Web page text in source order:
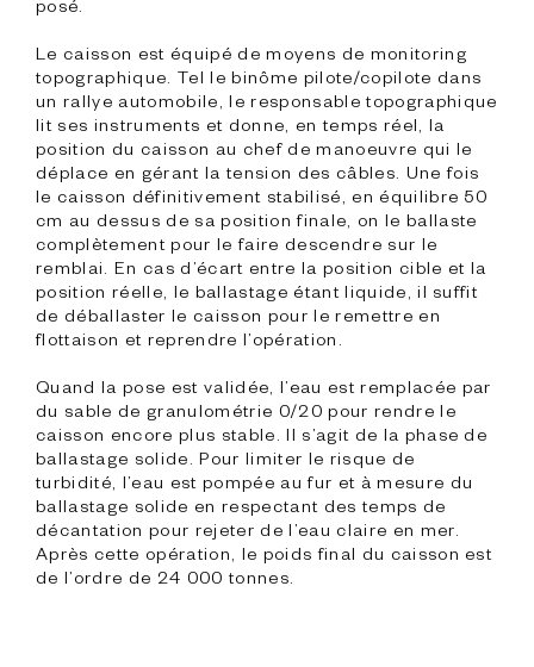
posé.
Le caisson est équipé de moyens de monitoring
topographique. Tel le binôme pilote/copilote dans
un rallye automobile, le responsable topographique
lit ses instruments et donne, en temps réel, la
position du caisson au chef de manoeuvre qui le
déplace en gérant la tension des câbles. Une fois
le caisson définitivement stabilisé, en équilibre 50
cm au dessus de sa position finale, on le ballaste
complètement pour le faire descendre sur le
remblai. En cas d’écart entre la position cible et la
position réelle, le ballastage étant liquide, il suffit
de déballaster le caisson pour le remettre en
flottaison et reprendre l’opération.
Quand la pose est validée, l’eau est remplacée par
du sable de granulométrie 0/20 pour rendre le
caisson encore plus stable. Il s’agit de la phase de
ballastage solide. Pour limiter le risque de
turbidité, l’eau est pompée au fur et à mesure du
ballastage solide en respectant des temps de
décantation pour rejeter de l’eau claire en mer.
Après cette opération, le poids final du caisson est